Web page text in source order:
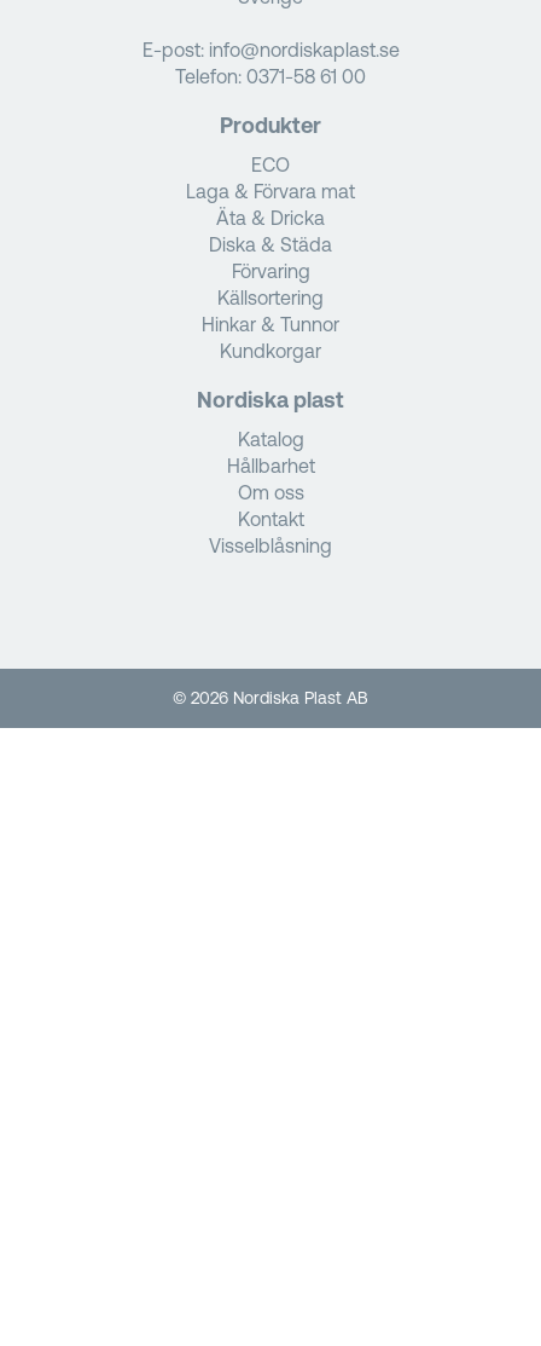
E-post: info@nordiskaplast.se
Telefon: 0371-58 61 00
Produkter
ECO
Laga & Förvara mat
Äta & Dricka
Diska & Städa
Förvaring
Källsortering
Hinkar & Tunnor
Kundkorgar
Nordiska plast
Katalog
Hållbarhet
Om oss
Kontakt
Visselblåsning
© 2026 Nordiska Plast AB